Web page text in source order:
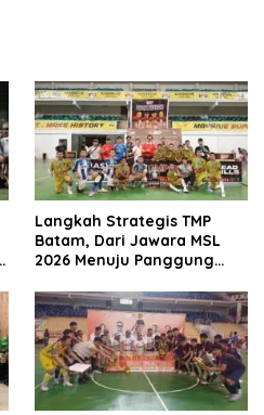
Langkah Strategis TMP
Batam, Dari Jawara MSL
2026 Menuju Panggung